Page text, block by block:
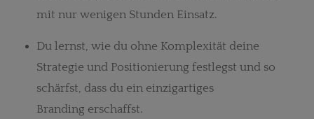
mit nur wenigen Stunden Einsatz.
Du lernst, wie du ohne Komplexität deine
Strategie und Positionierung festlegst und so
schärfst, dass du ein einzigartiges
Branding erschaffst.